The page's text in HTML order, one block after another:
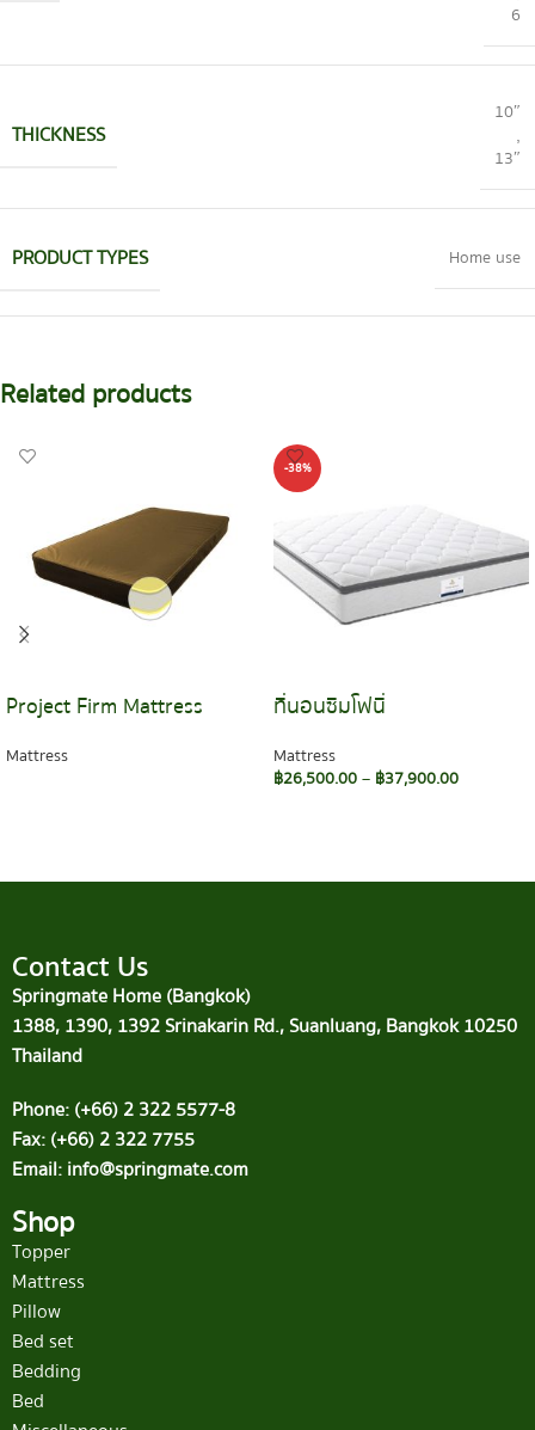
6
THICKNESS
10″
13″
PRODUCT TYPES Home use
Related products
Project Firm Mattress
Mattress
-38%
ที่นอนซิมโฟนี่
Mattress
฿26,500.00– ฿37,900.00
Contact Us
Springmate Home (Bangkok)
1388, 1390, 1392 Srinakarin Rd., Suanluang, Bangkok 10250
Thailand
Phone: (+66) 2 322 5577-8
Fax: (+66) 2 322 7755
Email: info@springmate.com
Shop
Topper
Mattress
Pillow
Bed set
Bedding
Bed